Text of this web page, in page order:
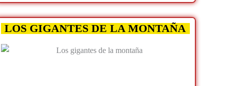
LOS GIGANTES DE LA MONTAÑA